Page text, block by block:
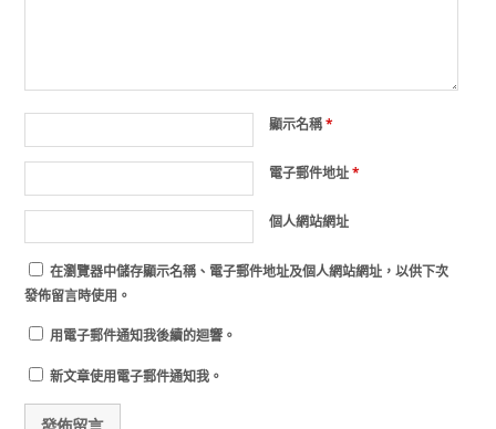
顯示名稱*
電子郵件地址*
個人網站網址
在瀏覽器中儲存顯示名稱、電子郵件地址及個人網站網址，以供下次
發佈留言時使用。
用電子郵件通知我後續的迴響。
新文章使用電子郵件通知我。